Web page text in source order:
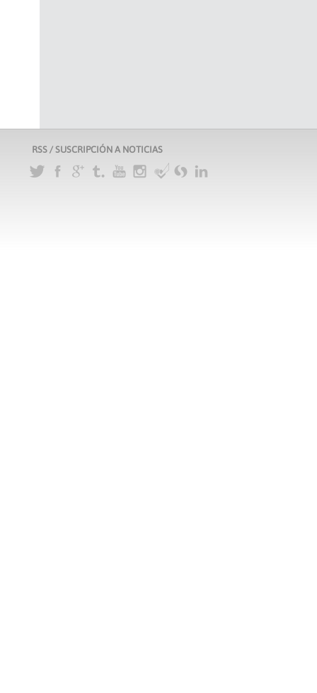
RSS / SUSCRIPCIÓN A NOTICIAS